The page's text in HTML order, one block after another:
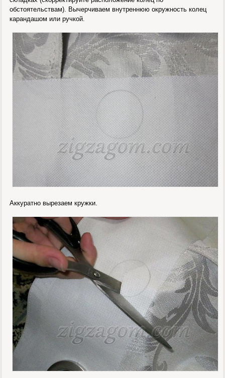
обстоятельствам). Вычерчиваем внутреннюю окружность колец
карандашом или ручкой.
Аккуратно вырезаем кружки.